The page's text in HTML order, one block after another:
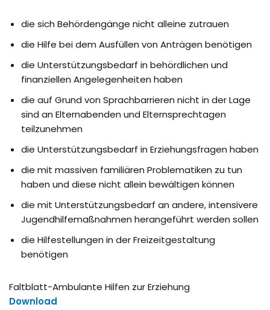
die sich Behördengänge nicht alleine zutrauen
die Hilfe bei dem Ausfüllen von Anträgen benötigen
die Unterstützungsbedarf in behördlichen und
finanziellen Angelegenheiten haben
die auf Grund von Sprachbarrieren nicht in der Lage
sind an Elternabenden und Elternsprechtagen
teilzunehmen
die Unterstützungsbedarf in Erziehungsfragen haben
die mit massiven familiären Problematiken zu tun
haben und diese nicht allein bewältigen können
die mit Unterstützungsbedarf an andere, intensivere
Jugendhilfemaßnahmen herangeführt werden sollen
die Hilfestellungen in der Freizeitgestaltung
benötigen
Faltblatt-Ambulante Hilfen zur Erziehung
Download